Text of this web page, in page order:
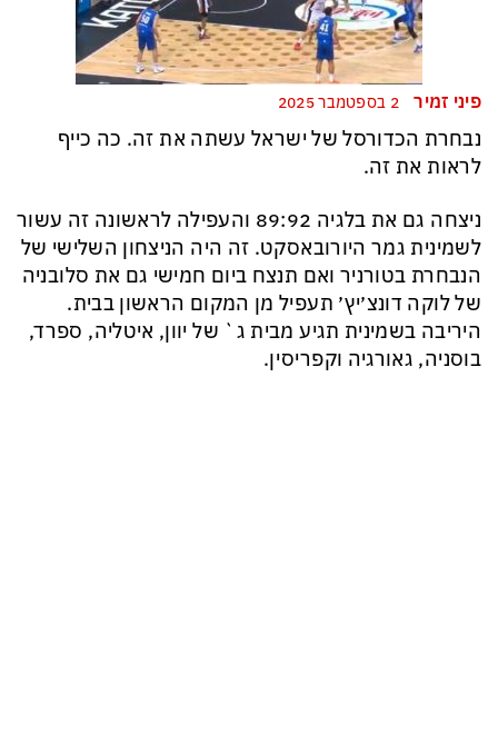
פיני זמיר 2 בספטמבר 2025
נבחרת הכדורסל של ישראל עשתה את זה. כה כייף
לראות את זה.
ניצחה גם את בלגיה 89:92 והעפילה לראשונה זה עשור
לשמינית גמר היורובאסקט. זה היה הניצחון השלישי של
הנבחרת בטורניר ואם תנצח ביום חמישי גם את סלובניה
של לוקה דונצ׳יץ׳ תעפיל מן המקום הראשון בבית.
היריבה בשמינית תגיע מבית ג` של יוון, איטליה, ספרד,
בוסניה, גאורגיה וקפריסין.